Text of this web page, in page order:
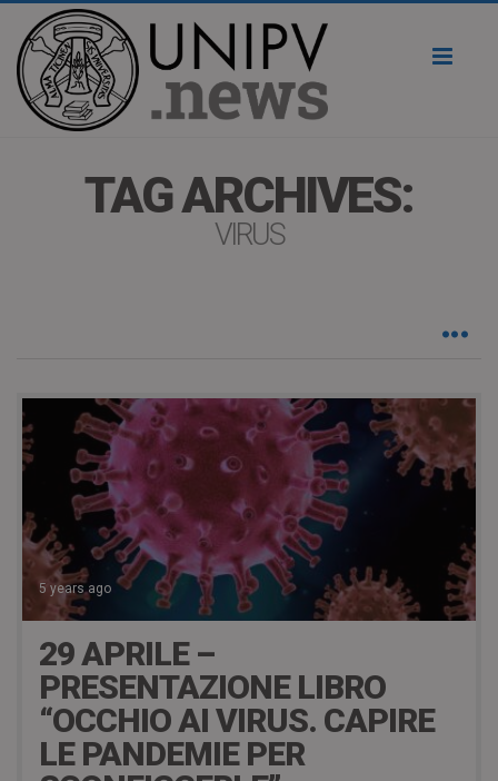
TAG ARCHIVES:
VIRUS
5 years ago
29 APRILE –
PRESENTAZIONE LIBRO
“OCCHIO AI VIRUS. CAPIRE
LE PANDEMIE PER